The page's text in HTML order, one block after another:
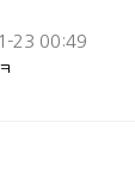
23 00:49